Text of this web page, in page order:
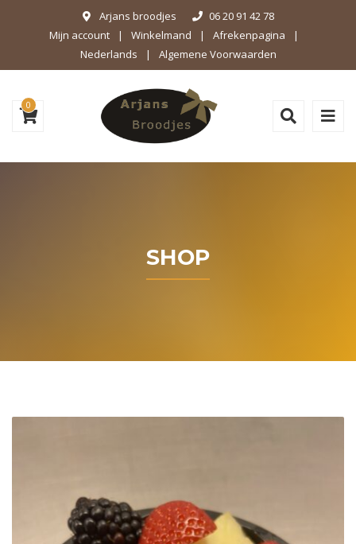
Arjans broodjes
06 20 91 42 78
Mijn account
Winkelmand
Afrekenpagina
Nederlands
Algemene Voorwaarden
0
SHOP